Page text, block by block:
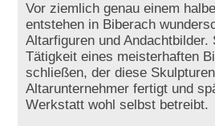
Vor ziemlich genau einem
entstehen in Biberach
Altarfiguren und Andachtbilder.
Tätigkeit eines meisterhaften
schließen, der diese
Altarunternehmer fertigt und
Werkstatt wohl selbst betreibt.